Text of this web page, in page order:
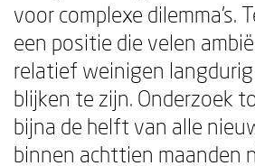
voor complexe dilemma's.
een positie die velen
relatief weinigen
blijken te zijn. Onderzoek
bijna de helft van alle
binnen achttien maanden